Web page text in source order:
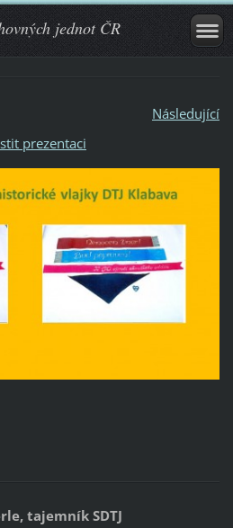
jednot ČR
Následující
prezentaci
tajemník SDTJ